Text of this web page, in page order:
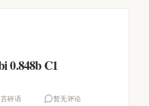
0.848b C1
碎语 暂无评论